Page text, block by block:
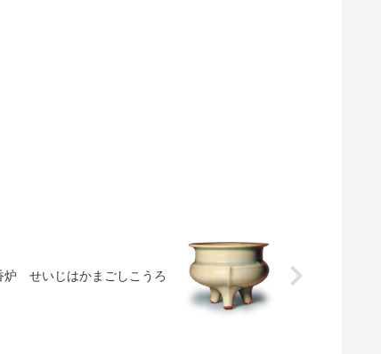
炉 せいじはかまごしこうろ